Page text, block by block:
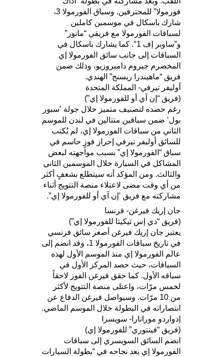
فورمولا” للمحترفين. وسباق الفورمولا 3،
شارك باسكال في موسمين كاملين
لسباقات الفورمولا مع فريقي “مانور”
و”ساوبر إف 1″. كما يشارك باسكال في
السباقات إلى جانب سائق الفورمولا إي
المخضرم جيروم دامبروزيو، وذلك ضمن
فريق “ماهيندرا ريسنج” الهندي.
أوليفر تيرفي- المملكة المتحدة
(فريق “إن آي أو للفورمولا إي”)
رغم حصده لتصنيف متميز خلال جولة ’سبور
بول‘ ضمن سباقين متتالين في لندن للموسم
الثاني من سباقات الفورمولا إي، لم يُكتب
للسائق أوليفر تيرفي إحراز فوزٍ حاسم في
سباق “الفورمولا إي” بسبب مواجهته لبعض
المشاكل في السيارة خلال الموسمين الثاني
والثالث. ومن المؤكد أنه سيتطلع بشغفٍ أكثر
من أي وقت مضى لاعتلاء منصة التتويج أثناء
مشاركته مع فريق ’إن آي أو للفورمولا إي”.
جان إريك فيرغن- فرنسا
(فريق “دي إس تيكيتا للفورمولا إي”)
يعتبر جان إريك فيرغن أصغر سائق فرنسي
في تاريخ سباقات الفورمولا 1، وقد انضم إلى
عالم الفورمولا إي منذ الموسم الأول لهذه
السباقات، حيث حصد المركز الأول في
سباقه الأول. كما حقق فيرغن الفوز لاحقاً
لخمس مرّات، واعتلى منصة التتويج لأكثر
من 10 مرّات. وسيواصل فيرغن الدفاع عن
انتصاراته في البطولة خلال الموسم الماضي.
إدواردو موراتارا- سويسرا
(فريق “فينتوري” للفورمولا إي)
انضم السائق السويسري إلى سباقات
الفورمولا إي بعد نجاحه في “بطولة السيارات